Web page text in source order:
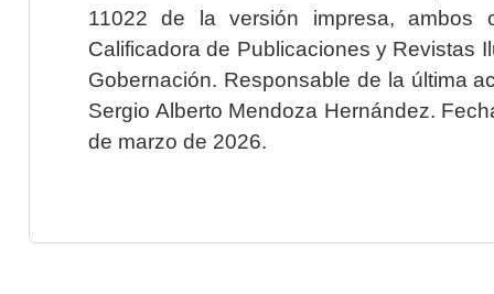
11022 de la versión impresa, ambos
Calificadora de Publicaciones y Revistas
Gobernación. Responsable de la última
Sergio Alberto Mendoza Hernández.
de marzo de 2026.